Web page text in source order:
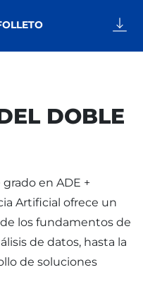
DOBLE
en ADE +
Artificial ofrece un
los fundamentos de
de datos, hasta la
de soluciones